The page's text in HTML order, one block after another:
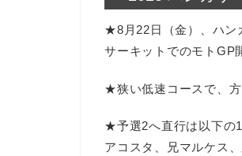
★8月22日（金）、ハン
サーキットでのモトGP
★狭い低速コースで、方
★予選2へ直行は以下の
アコスタ、兄マルケス